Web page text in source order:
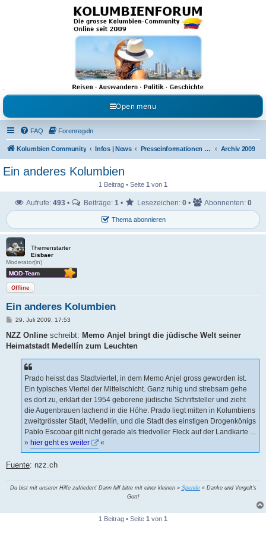
Kolumbienforum - Das
grosse Forum der
Freunde Kolumbiens
Reisen, Auswandern, Kultur, Politik, Geschichte und Visum in Kolumbien und Venezuela.
Austausch, Erfahrungen und Gemeinschaft im Kolumbienforum
Open menu
FAQ Forenregeln
Kolumbien Community Infos | News Presseinformationen & Neuigkeiten Archiv 2009
Ein anderes Kolumbien
1 Beitrag • Seite 1 von 1
Thema abonnieren
Aufrufe: 493 • Beiträge: 1 • Lesezeichen: 0 • Abonnenten: 0
Themenstarter
Eisbaer
Moderator(in)
Offline
Ein anderes Kolumbien
B
i
r
29. Juli 2009, 17:53
NZZ Online schreibt: Memo Anjel bringt die jüdische Welt seiner
Heimatstadt Medellín zum Leuchten
Prado heisst das Stadtviertel, in dem Memo Anjel gross geworden ist.
Ein typisches Viertel der Mittelschicht. Ganz ruhig und strebsam gehe
es dort zu, erklärt der 1954 geborene jüdische Schriftsteller und zieht
die Augenbrauen lachend in die Höhe. Prado liegt mitten in Kolumbiens
zweitgrösster Stadt, Medellín, und die Stadt des einstigen Drogenkönigs
Pablo Escobar gilt nicht gerade als friedvoller Fleck auf der Landkarte ...
» hier geht es weiter «
Fuente: nzz.ch
Du bist mit unserer Hilfe zufrieden! Dann hilf bitte mit einer kleinen » Spende« Danke und Vergelt's
Gott!
1 Beitrag • Seite 1 von 1